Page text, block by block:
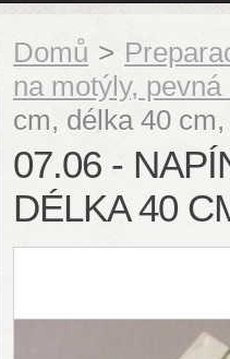
Domů >
na motýly,
cm, délka 40
07.06 -
DÉLKA 40